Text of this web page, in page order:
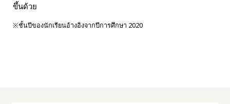
ขึ้นด้วย
※ชั้นปีของนักเรียนอ้างอิงจากปีการศึกษา 2020